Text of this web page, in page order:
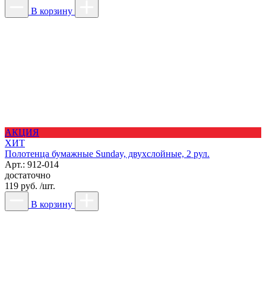
В корзину
АКЦИЯ
ХИТ
Полотенца бумажные Sunday, двухслойные, 2 рул.
Арт.: 912-014
достаточно
119 руб. /шт.
В корзину